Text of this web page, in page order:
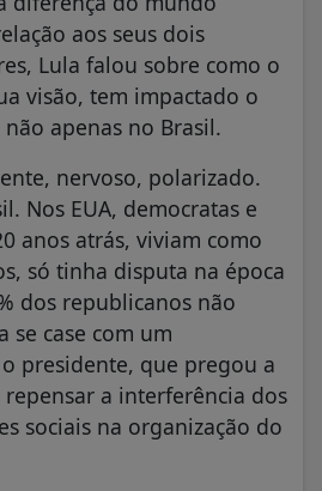
aos seus dois
Lula falou sobre como o
visão, tem impactado o
apenas no Brasil.
nervoso, polarizado.
Nos EUA, democratas e
anos atrás, viviam como
só tinha disputa na época
dos republicanos não
se case com um
presidente, que pregou a
repensar a interferência dos
sociais na organização do